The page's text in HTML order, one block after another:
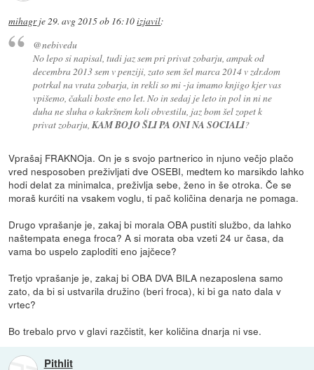
mihagrje29. avg 2015 ob 16:10izjavil:
@nebivedu
No lepo si napisal, tudi jaz sem pri privat zobarju, ampak od
decembra 2013 sem v penziji, zato sem šel marca 2014 v zdr.dom
potrkal na vrata zobarja, in rekli so mi -ja imamo knjigo kjer vas
vpišemo, čakali boste eno let. No in sedaj je leto in pol in ni ne
duha ne sluha o kakršnem koli obvestilu, jaz bom šel zopet k
privat zobarju, KAM BOJO ŠLI PA ONI NA SOCIALI?
Vprašaj FRAKNOja. On je s svojo partnerico in njuno večjo plačo
vred nesposoben preživljati dve OSEBI, medtem ko marsikdo lahko
hodi delat za minimalca, preživlja sebe, ženo in še otroka. Če se
moraš kurćiti na vsakem voglu, ti pač količina denarja ne pomaga.
Drugo vprašanje je, zakaj bi morala OBA pustiti službo, da lahko
naštempata enega froca? A si morata oba vzeti 24 ur časa, da
vama bo uspelo zaploditi eno jajčece?
Tretjo vprašanje je, zakaj bi OBA DVA BILA nezaposlena samo
zato, da bi si ustvarila družino (beri froca), ki bi ga nato dala v
vrtec?
Bo trebalo prvo v glavi razčistit, ker količina dnarja ni vse.
Pithlit